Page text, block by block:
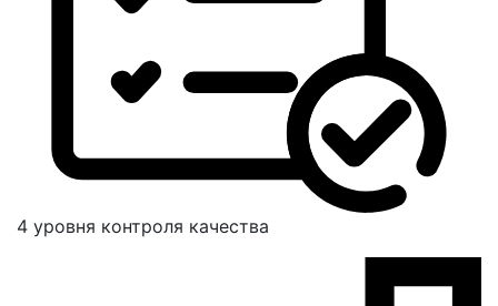
4 уровня контроля качества